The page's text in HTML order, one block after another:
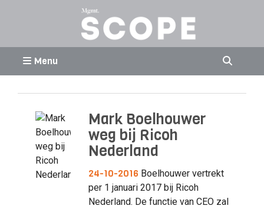
Menu
Mark Boelhouwer
weg bij Ricoh
Nederland
24-10-2016 Boelhouwer vertrekt
per 1 januari 2017 bij Ricoh
Nederland. De functie van CEO zal